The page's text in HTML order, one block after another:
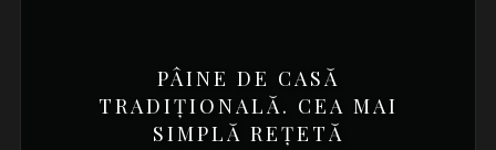
PÂINE DE CASĂ
TRADIȚIONALĂ. CEA MAI
SIMPLĂ REȚETĂ